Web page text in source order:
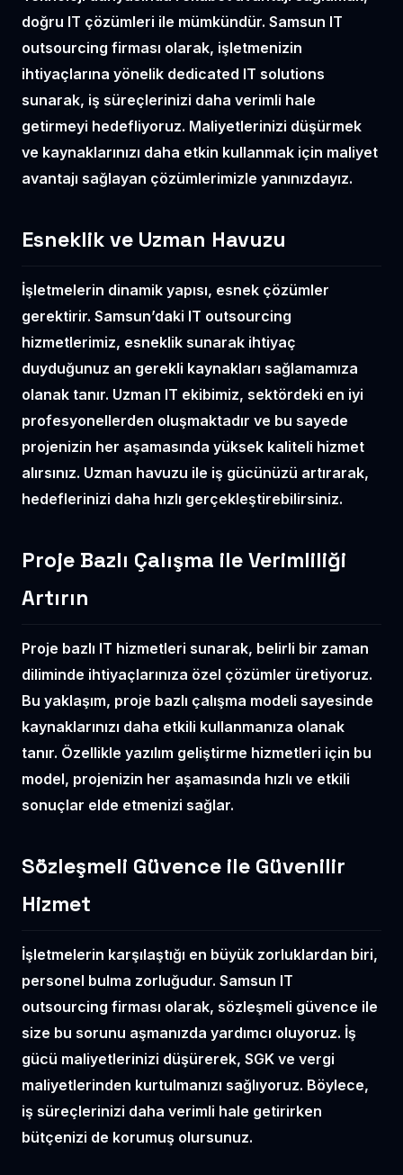
doğru IT çözümleri ile mümkündür. Samsun IT
outsourcing firması olarak, işletmenizin
ihtiyaçlarına yönelik dedicated IT solutions
sunarak, iş süreçlerinizi daha verimli hale
getirmeyi hedefliyoruz. Maliyetlerinizi düşürmek
ve kaynaklarınızı daha etkin kullanmak için maliyet
avantajı sağlayan çözümlerimizle yanınızdayız.
Esneklik ve Uzman Havuzu
İşletmelerin dinamik yapısı, esnek çözümler
gerektirir. Samsun’daki IT outsourcing
hizmetlerimiz, esneklik sunarak ihtiyaç
duyduğunuz an gerekli kaynakları sağlamamıza
olanak tanır. Uzman IT ekibimiz, sektördeki en iyi
profesyonellerden oluşmaktadır ve bu sayede
projenizin her aşamasında yüksek kaliteli hizmet
alırsınız. Uzman havuzu ile iş gücünüzü artırarak,
hedeflerinizi daha hızlı gerçekleştirebilirsiniz.
Proje Bazlı Çalışma ile Verimliliği
Artırın
Proje bazlı IT hizmetleri sunarak, belirli bir zaman
diliminde ihtiyaçlarınıza özel çözümler üretiyoruz.
Bu yaklaşım, proje bazlı çalışma modeli sayesinde
kaynaklarınızı daha etkili kullanmanıza olanak
tanır. Özellikle yazılım geliştirme hizmetleri için bu
model, projenizin her aşamasında hızlı ve etkili
sonuçlar elde etmenizi sağlar.
Sözleşmeli Güvence ile Güvenilir
Hizmet
İşletmelerin karşılaştığı en büyük zorluklardan biri,
personel bulma zorluğudur. Samsun IT
outsourcing firması olarak, sözleşmeli güvence ile
size bu sorunu aşmanızda yardımcı oluyoruz. İş
gücü maliyetlerinizi düşürerek, SGK ve vergi
maliyetlerinden kurtulmanızı sağlıyoruz. Böylece,
iş süreçlerinizi daha verimli hale getirirken
bütçenizi de korumuş olursunuz.